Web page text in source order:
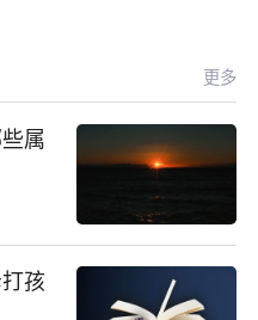
更多
属
孩